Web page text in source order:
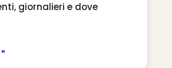
giornalieri e dove